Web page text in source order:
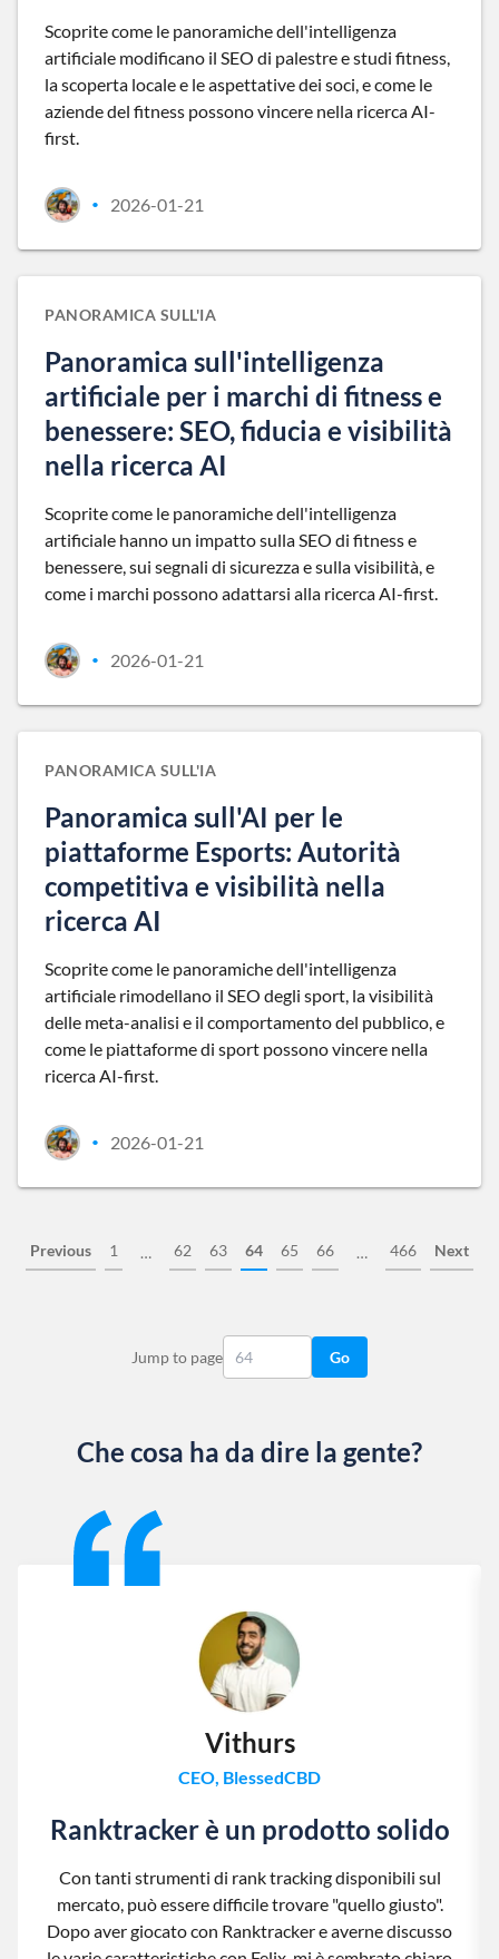
Scoprite come le panoramiche dell'intelligenza
artificiale modificano il SEO di palestre e studi fitness,
la scoperta locale e le aspettative dei soci, e come le
aziende del fitness possono vincere nella ricerca AI-
first.
• 2026-01-21
PANORAMICA SULL'IA
Panoramica sull'intelligenza
artificiale per i marchi di fitness e
benessere: SEO, fiducia e visibilità
nella ricerca AI
Scoprite come le panoramiche dell'intelligenza
artificiale hanno un impatto sulla SEO di fitness e
benessere, sui segnali di sicurezza e sulla visibilità, e
come i marchi possono adattarsi alla ricerca AI-first.
• 2026-01-21
PANORAMICA SULL'IA
Panoramica sull'AI per le
piattaforme Esports: Autorità
competitiva e visibilità nella
ricerca AI
Scoprite come le panoramiche dell'intelligenza
artificiale rimodellano il SEO degli sport, la visibilità
delle meta-analisi e il comportamento del pubblico, e
come le piattaforme di sport possono vincere nella
ricerca AI-first.
• 2026-01-21
Previous 1 … 62 63 64 65 66 … 466 Next
Jump to page Go
Che cosa ha da dire la gente?
Vithurs
CEO, BlessedCBD
Ranktracker è un prodotto solido
Con tanti strumenti di rank tracking disponibili sul
mercato, può essere difficile trovare "quello giusto".
Dopo aver giocato con Ranktracker e averne discusso